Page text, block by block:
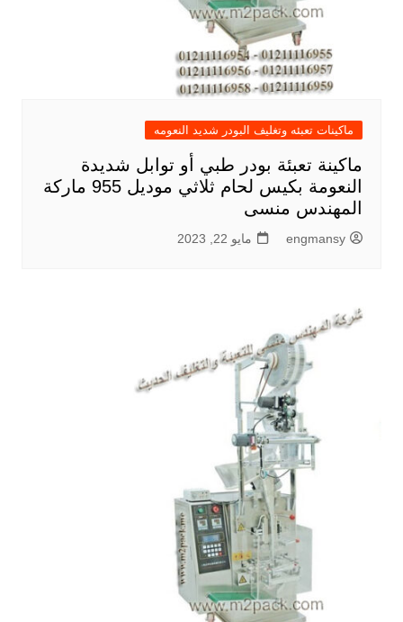
ماكينات تعبئه وتغليف البودر شديد النعومه
ماكينة تعبئة بودر طبي أو توابل شديدة
النعومة بكيس لحام ثلاثي موديل 955 ماركة
المهندس منسى
engmansy مايو 22, 2023